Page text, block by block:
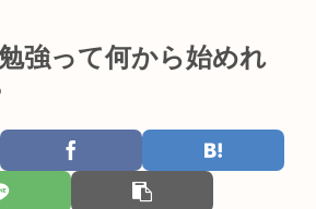
ラダを強調した動画が拡散されてるらし
あまりにも酷い暴言を放つ 「侵略戦争仕
中卒よりも、いい歳して独身のほうが恥
カット200房（時価40万円相当）畑から
強って何から始めれ